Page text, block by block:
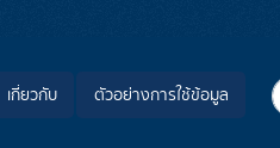
เกี่ยวกับ ตัวอย่างการใช้ข้อมูล